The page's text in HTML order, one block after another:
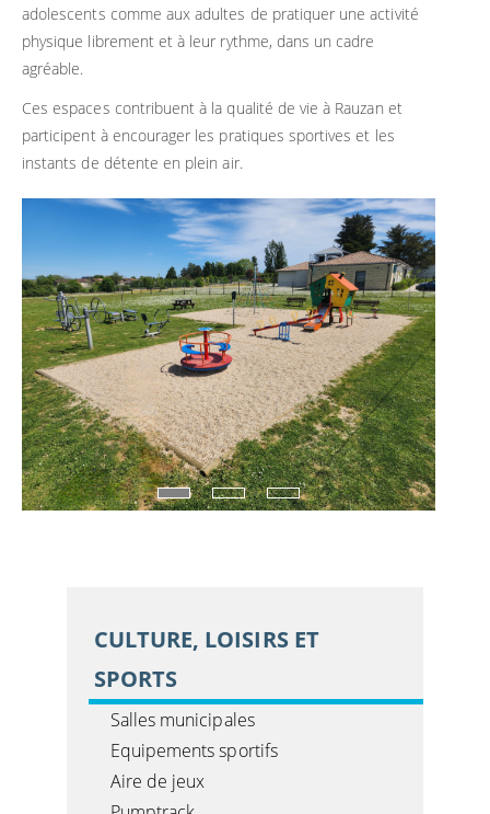
adolescents comme aux adultes de pratiquer une activité
physique librement et à leur rythme, dans un cadre
agréable.
Ces espaces contribuent à la qualité de vie à Rauzan et
participent à encourager les pratiques sportives et les
instants de détente en plein air.
CULTURE, LOISIRS ET
SPORTS
Salles municipales
Equipements sportifs
Aire de jeux